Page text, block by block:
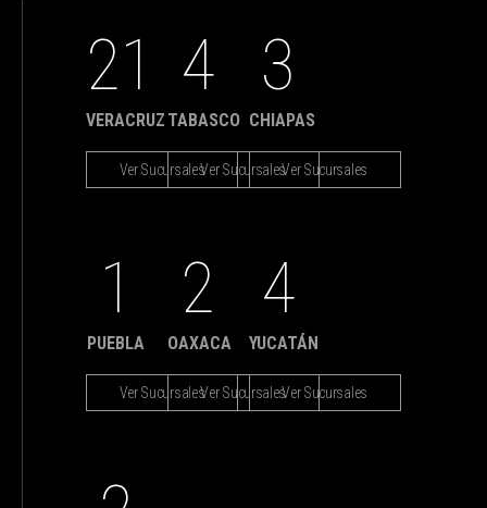
21
VERACRUZ
Ver Sucursales
4
TABASCO
Ver Sucursales
3
CHIAPAS
Ver Sucursales
1
PUEBLA
Ver Sucursales
2
OAXACA
Ver Sucursales
4
YUCATÁN
Ver Sucursales